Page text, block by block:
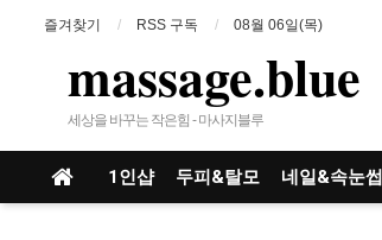
즐겨찾기 RSS 구독 08월 06일(목)
massage.blue
세상을 바꾸는 작은힘 - 마사지블루
1인샵 두피&탈모 네일&속눈썹